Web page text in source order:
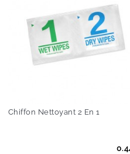
Chiffon Nettoyant 2 En 1